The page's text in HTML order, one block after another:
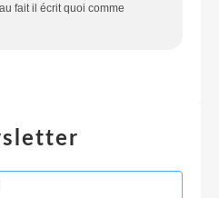
fait il écrit quoi comme